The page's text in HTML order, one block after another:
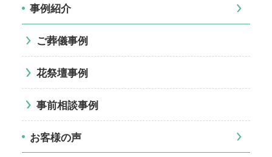
事例紹介
ご葬儀事例
花祭壇事例
事前相談事例
お客様の声